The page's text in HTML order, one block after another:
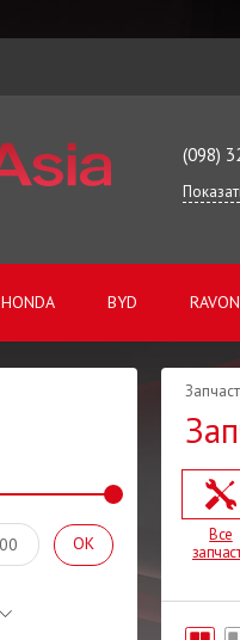
(098)
HONDA BYD RAVON
OK
Все